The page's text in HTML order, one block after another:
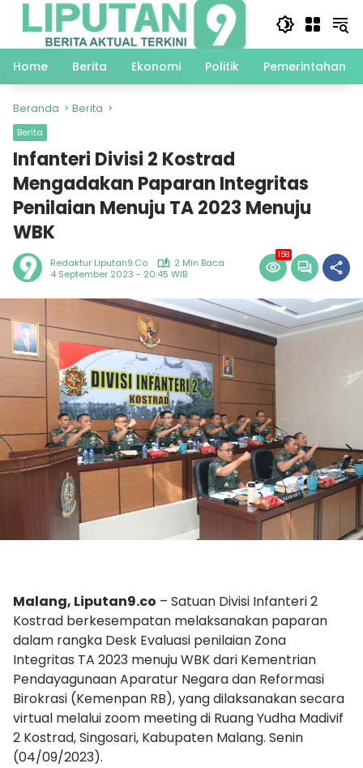
Langsung
Home
Berita Ekonomi Politik Pemerintahan
Beranda Berita
Berita
Infanteri Divisi 2 Kostrad
Mengadakan Paparan Integritas
Penilaian Menuju TA 2023 Menuju
WBK
Redaktur Liputan9.co
2 Min Baca
4 September 2023 - 20:45 WIB
158
Malang, Liputan9.co – Satuan Divisi Infanteri 2
Kostrad berkesempatan melaksanakan paparan
dalam rangka Desk Evaluasi penilaian Zona
Integritas TA 2023 menuju WBK dari Kementrian
Pendayagunaan Aparatur Negara dan Reformasi
Birokrasi (Kemenpan RB), yang dilaksanakan secara
virtual melalui zoom meeting di Ruang Yudha Madivif
2 Kostrad, Singosari, Kabupaten Malang. Senin
(04/09/2023).